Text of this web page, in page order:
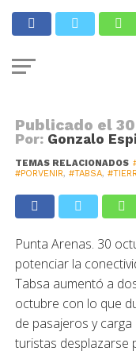
CONECTIVIDAD
Tabsa refuerza
el fin de
Publicado el
Por: Gonzalo
TEMAS RELACIONADOS
#PORVENIR, #TABSA,
Punta Arenas. 30
potenciar la
Tabsa aumentó a
octubre con lo que
de pasajeros y
turistas desplazarse